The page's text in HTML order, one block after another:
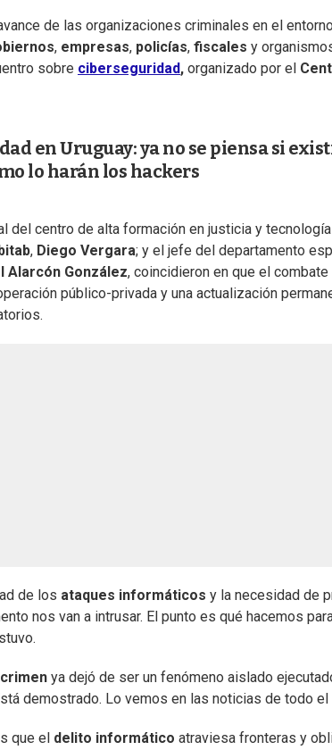
de las organizaciones criminales en el
, empresas, policías, fiscales y
sobre ciberseguridad, organizado por el
en Uruguay: ya no se piensa si
lo harán los hackers
del centro de alta formación en justicia y
, Diego Vergara; y el jefe del departamento
Alarcón González, coincidieron en que el
público-privada y una actualización
de los ataques informáticos y la necesidad de
nos van a intrusar. El punto es qué hacemos
ya dejó de ser un fenómeno aislado
demostrado. Lo vemos en las noticias de todo el
que el delito informático atraviesa fronteras y